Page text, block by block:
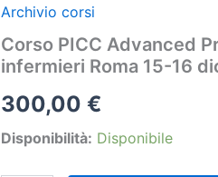
Archivio corsi
Corso PICC Advanced
infermieri Roma 15-16
300,00 €
Disponibilità: Disponibile